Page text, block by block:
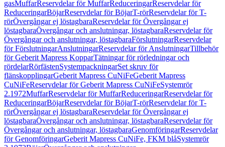
gasMuffarReservdelar för MuffarReduceringarReservdelar för
ReduceringarBöjarReservdelar för BöjarT-rörReservdelar för T-
rörÖvergångar ej löstagbaraReservdelar för Övergångar ej
löstagbaraÖvergångar och anslutningar, löstagbaraReservdelar för
Övergångar och anslutningar, löstagbaraFörslutningarReservdelar
för FörslutningarAnslutningarReservdelar för AnslutningarTillbehör
för Geberit Mapress KopparTätningar för rörledningar och
rördelarRörfästenSystempackningarSet skruv för
flänskopplingarGeberit Mapress CuNiFeGeberit Mapress
CuNiFeReservdelar för Geberit Mapress CuNiFeSystemrör
2.1972MuffarReservdelar för MuffarReduceringarReservdelar för
ReduceringarBöjarReservdelar för BöjarT-rörReservdelar för T-
rörÖvergångar ej löstagbaraReservdelar för Övergångar ej
löstagbaraÖvergångar och anslutningar, löstagbaraReservdelar för
Övergångar och anslutningar, löstagbaraGenomföringarReservdelar
för GenomföringarGeberit Mapress CuNiFe, FKM blåSystemrör